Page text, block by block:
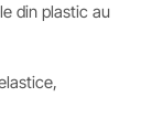
din plastic au